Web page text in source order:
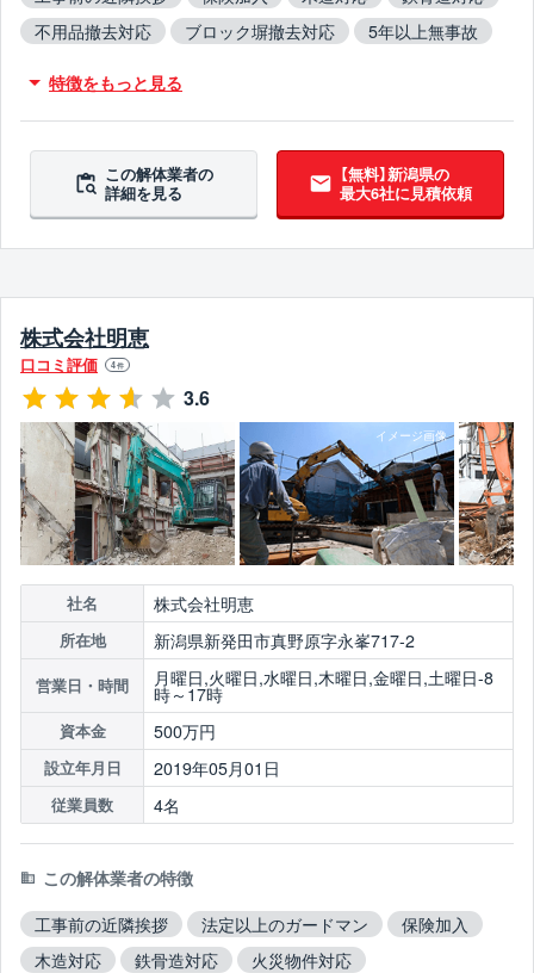
不用品撤去対応
ブロック塀撤去対応
5年以上無事故
特徴をもっと見る
この解体業者の
詳細を見る
【無料】新潟県の
最大6社に見積依頼
株式会社明恵
口コミ評価 4件
3.6
社名 株式会社明恵
所在地 新潟県新発田市真野原字永峯717-2
営業日・時間 月曜日,火曜日,水曜日,木曜日,金曜日,土曜日-8
時～17時
資本金 500万円
設立年月日 2019年05月01日
従業員数 4名
この解体業者の特徴
工事前の近隣挨拶
法定以上のガードマン
保険加入
木造対応
鉄骨造対応
火災物件対応